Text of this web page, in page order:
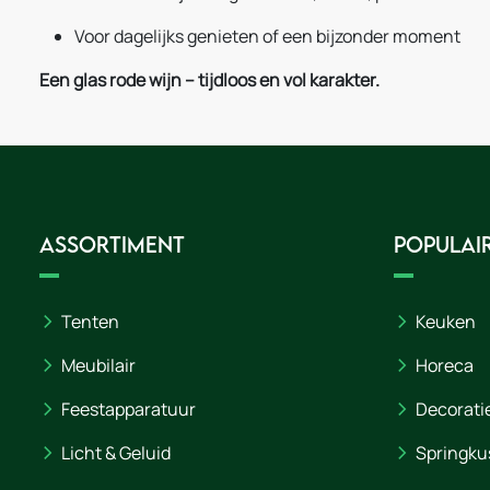
Voor dagelijks genieten of een bijzonder moment
Een glas rode wijn – tijdloos en vol karakter.
Assortiment
Tenten
Meubilair
Feestapparatuur
Licht & Geluid
Keuken
Horeca